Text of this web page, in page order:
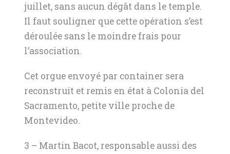
juillet, sans aucun dégât dans le temple.
Il faut souligner que cette opération s’est
déroulée sans le moindre frais pour
l’association.
Cet orgue envoyé par container sera
reconstruit et remis en état à Colonia del
Sacramento, petite ville proche de
Montevideo.
3 – Martin Bacot, responsable aussi des